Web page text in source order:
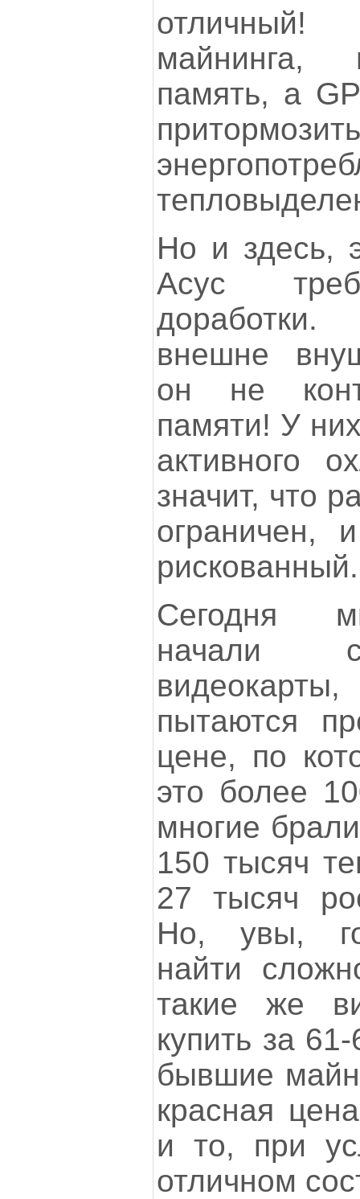
майнинга,
память, а
Но и здесь,
Асус
внешне
он не
памяти! У
активного
значит, что
Сегодня
начали
пытаются
цене, по
это более
многие
150 тысяч
27 тысяч
Но, увы,
найти
такие же
купить за
бывшие
красная
и то, при
отличном